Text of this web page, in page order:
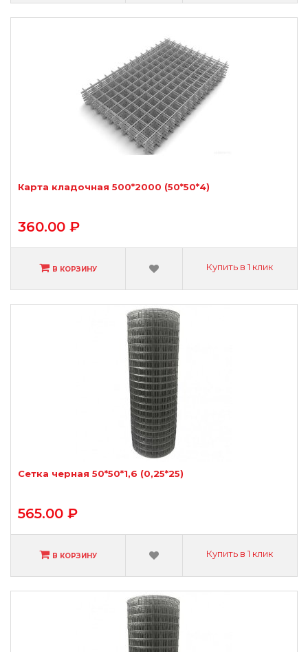
Карта кладочная 500*2000 (50*50*4)
360.00 ₽
В КОРЗИНУ Купить в 1 клик
Сетка черная 50*50*1,6 (0,25*25)
565.00 ₽
В КОРЗИНУ Купить в 1 клик